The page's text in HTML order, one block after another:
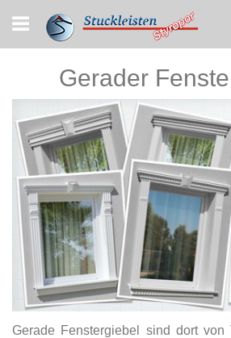
to
Content
Gerader
Gerade Fenstergiebel sind dort